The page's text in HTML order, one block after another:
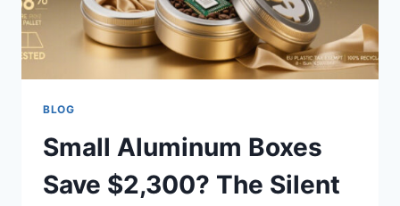
BLOG
Small Aluminum Boxes
Save $2,300? The Silent